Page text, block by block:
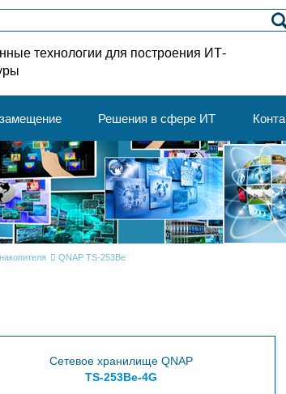
технологии для построения ИТ-
Решения в сфере ИТ
QNAP TS-253Be
Cетевое хранилище QNAP
TS-253Be-4G